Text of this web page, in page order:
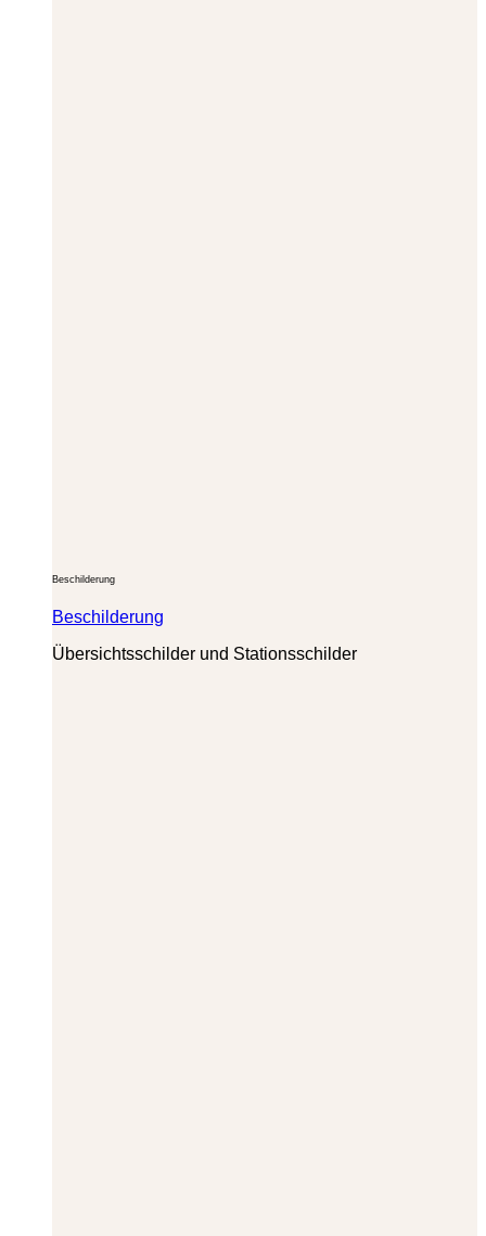
Beschilderung
Beschilderung
Übersichtsschilder und Stationsschilder